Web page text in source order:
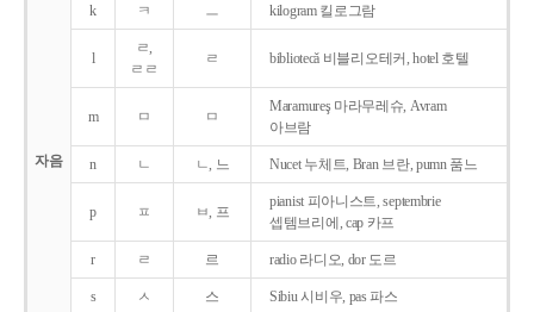
자음
k ㅋ ㅡ kilogram 킬로그람
l
ㄹ,
ㄹㄹ
ㄹ bibliotecǎ 비블리오테커, hotel 호텔
m ㅁ ㅁ
Maramureş 마라무레슈, Avram
아브람
n ㄴ ㄴ, 느 Nucet 누체트, Bran 브란, pumn 품느
p ㅍ ㅂ, 프
pianist 피아니스트, septembrie
셉템브리에, cap 카프
r ㄹ 르 radio 라디오, dor 도르
s ㅅ 스 Sibiu 시비우, pas 파스